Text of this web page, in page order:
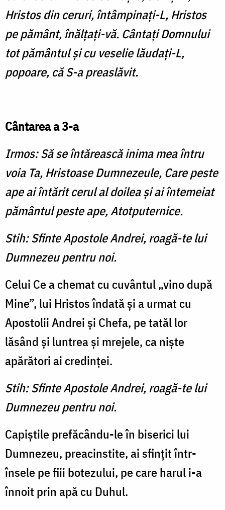
Hristos din ceruri, întâmpinaţi-L, Hristos
pe pământ, înălţaţi-vă. Cântaţi Domnului
tot pământul şi cu veselie lăudaţi-L,
popoare, că S-a preaslăvit.
Cântarea a 3-a
Irmos: Să se întărească inima mea întru
voia Ta, Hristoase Dumnezeule, Care peste
ape ai întărit cerul al doilea şi ai întemeiat
pământul peste ape, Atotputernice.
Stih: Sfinte Apostole Andrei, roagă-te lui
Dumnezeu pentru noi.
Celui Ce a chemat cu cuvântul „vino după
Mine”, lui Hristos îndată şi a urmat cu
Apostolii Andrei şi Chefa, pe tatăl lor
lăsând şi luntrea şi mrejele, ca nişte
apărători ai credinţei.
Stih: Sfinte Apostole Andrei, roagă-te lui
Dumnezeu pentru noi.
Capiştile prefăcându-le în biserici lui
Dumnezeu, preacinstite, ai sfinţit într-
însele pe fiii botezului, pe care harul i-a
înnoit prin apă cu Duhul.